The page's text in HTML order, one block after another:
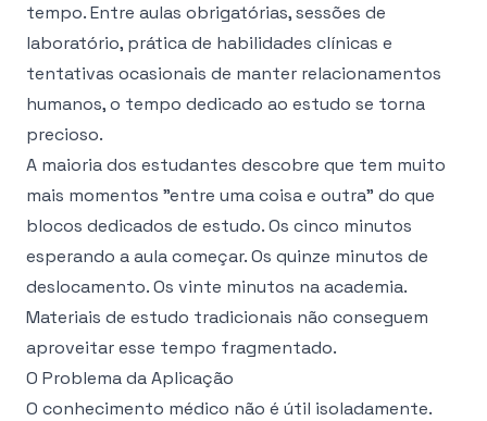
tempo. Entre aulas obrigatórias, sessões de
laboratório, prática de habilidades clínicas e
tentativas ocasionais de manter relacionamentos
humanos, o tempo dedicado ao estudo se torna
precioso.
A maioria dos estudantes descobre que tem muito
mais momentos "entre uma coisa e outra" do que
blocos dedicados de estudo. Os cinco minutos
esperando a aula começar. Os quinze minutos de
deslocamento. Os vinte minutos na academia.
Materiais de estudo tradicionais não conseguem
aproveitar esse tempo fragmentado.
O Problema da Aplicação
O conhecimento médico não é útil isoladamente.